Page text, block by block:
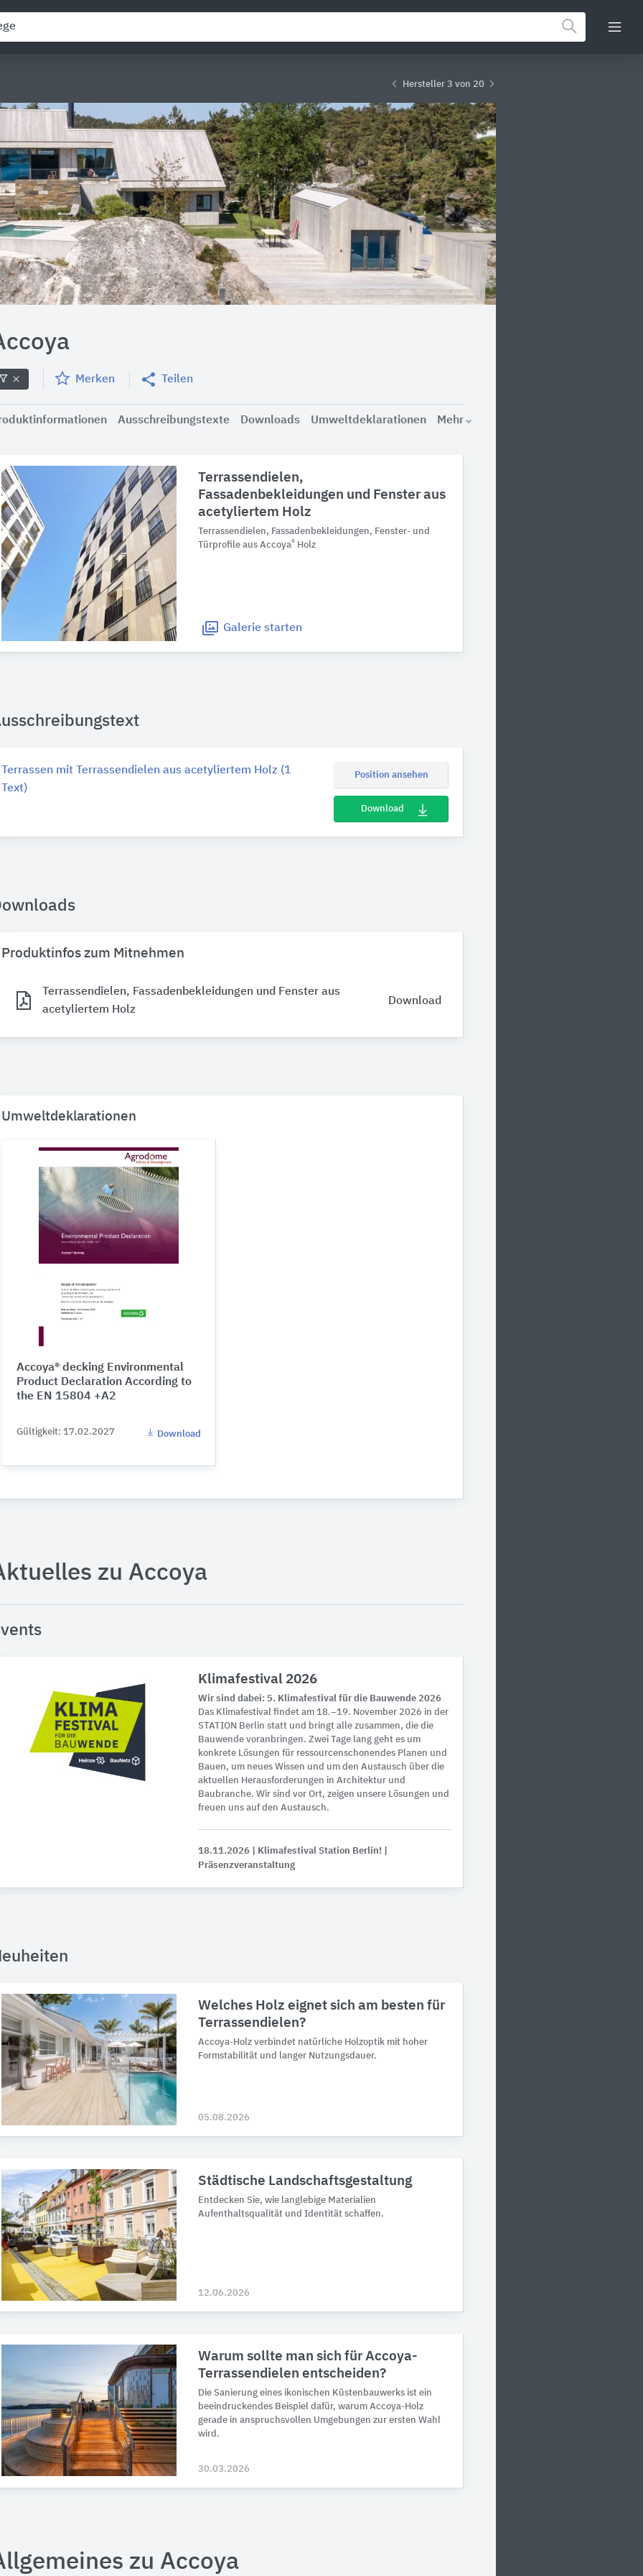
Hersteller 3 von 20
Merken Teilen
Ausschreibungstexte Downloads Umweltdeklarationen Mehr
Terrassendielen,
Fassadenbekleidungen und Fenster aus
acetyliertem Holz
Terrassendielen, Fassadenbekleidungen, Fenster- und
Türprofile aus Accoya® Holz
Galerie starten
Terrassen mit Terrassendielen aus acetyliertem Holz (1
Text)
Position ansehen
Download
Produktinfos zum Mitnehmen
Terrassendielen, Fassadenbekleidungen und Fenster aus
acetyliertem Holz
Download
Umweltdeklarationen
Accoya® decking Environmental
Product Declaration According to
the EN 15804 +A2
Gültigkeit: 17.02.2027 Download
zu Accoya
Klimafestival 2026
Wir sind dabei: 5. Klimafestival für die Bauwende 2026
Das Klimafestival findet am 18.–19. November 2026 in der
STATION Berlin statt und bringt alle zusammen, die die
Bauwende voranbringen. Zwei Tage lang geht es um
konkrete Lösungen für ressourcenschonendes Planen und
Bauen, um neues Wissen und um den Austausch über die
aktuellen Herausforderungen in Architektur und
Baubranche. Wir sind vor Ort, zeigen unsere Lösungen und
freuen uns auf den Austausch.
18.11.2026 | Klimafestival Station Berlin!
Präsenzveranstaltung
Welches Holz eignet sich am besten für
Terrassendielen?
Accoya-Holz verbindet natürliche Holzoptik mit hoher
Formstabilität und langer Nutzungsdauer.
05.08.2026
Städtische Landschaftsgestaltung
Entdecken Sie, wie langlebige Materialien
Aufenthaltsqualität und Identität schaffen.
12.06.2026
​​Warum sollte man sich für Accoya-
Terrassendielen entscheiden?
Die Sanierung eines ikonischen Küstenbauwerks ist ein
beeindruckendes Beispiel dafür, warum Accoya-Holz
gerade in anspruchsvollen Umgebungen zur ersten Wahl
wird.
30.03.2026
zu Accoya